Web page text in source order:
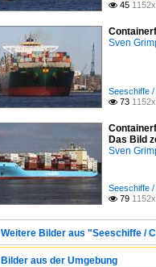
 45
Sven
Seeschiffe
 73
Das Bild
Sven
Seeschiffe
 79
Weitere Bilder aus "Seeschiffe /
Bilder aus der Umgebung